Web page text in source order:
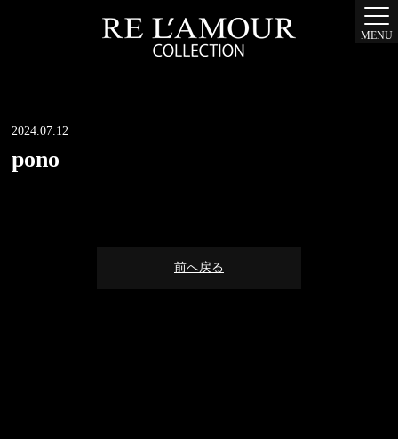
MENU
2024.07.12
pono
前へ戻る